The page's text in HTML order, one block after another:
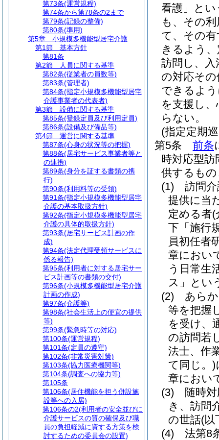
看護」とい
も、その
て、その
きるよう
訪問し、入
の対応そ
できるよ
を支援し
らない。
(指定定期
第5条
前条
時対応型
供するも
(1)
訪問
提供に当
定める者(
下「施行
員初任者
章におい
う日常生
ス」とい
(2)
あら
等を把握
を受け、
の訪問若
法士、作
て同じ。)
章におい
(3)
随時
き、訪問
の世話(以
(4)
法第8
第73条(運営規程)
第74条から第78条の2まで
第79条(記録の整備)
第80条(準用)
第5章
小規模多機能型居宅介護
第1節
基本方針
第81条
第2節
人員に関する基準
第82条(従業者の員数等)
第83条(管理者)
第84条(指定小規模多機能型居宅
介護事業者の代表者)
第3節
設備に関する基準
第85条(登録定員及び利用定員)
第86条(設備及び備品等)
第4節
運営に関する基準
第87条(心身の状況等の把握)
第88条(居宅サービス事業者等と
の連携)
第89条(身分を証する書類の携
行)
第90条(利用料等の受領)
第91条(指定小規模多機能型居宅
介護の基本取扱方針)
第92条(指定小規模多機能型居宅
介護の具体的取扱方針)
第93条(居宅サービス計画の作
成)
第94条(法定代理受領サービスに
係る報告)
第95条(利用者に対する居宅サー
ビス計画等の書類の交付)
第96条(小規模多機能型居宅介護
計画の作成)
第97条(介護等)
第98条(社会生活上の便宜の提供
等)
第99条(緊急時等の対応)
第100条(運営規程)
第101条(定員の遵守)
第102条(非常災害対策)
第103条(協力医療機関等)
第104条(調査への協力等)
第105条
第106条(居住機能を担う併設施
設等への入居)
第106条の2(利用者の安全並びに
介護サービスの質の確保及び職
員の負担軽減に資する方策を検
討するための委員会の設置)